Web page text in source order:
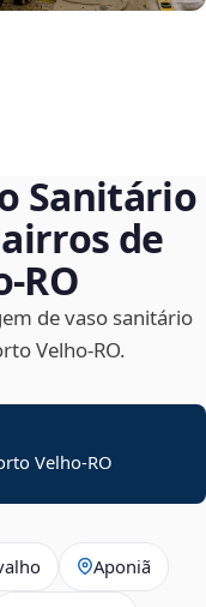
Sanitário
de
de vaso sanitário
Velho‑RO.
Velho-RO
Aponiã